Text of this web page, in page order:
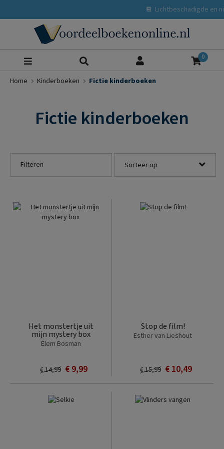
Lichtbeschadigde en nieuwe
0
Home Kinderboeken Fictie kinderboeken
Fictie kinderboeken
Filteren
Het monstertje uit
mijn mystery box
Elem Bosman
€ 9,99
€ 14,99
Stop de film!
Esther van Lieshout
€ 10,49
€ 15,99